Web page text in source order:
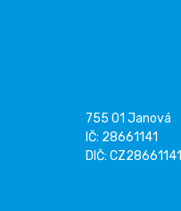
755 01 Janová
IČ: 28661141
DIČ: CZ28661141